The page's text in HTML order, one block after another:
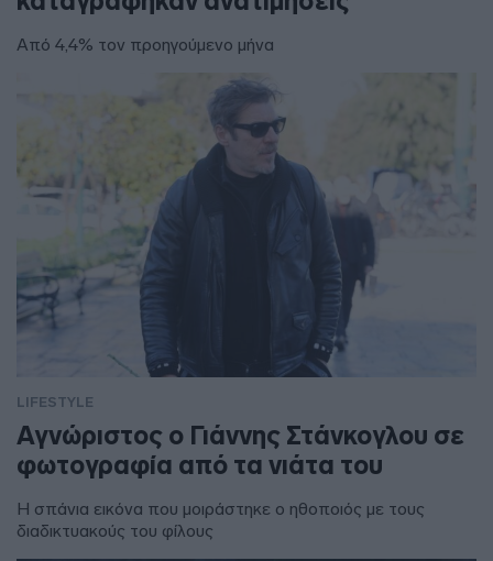
Από 4,4% τον προηγούμενο μήνα
LIFESTYLE
Αγνώριστος ο Γιάννης Στάνκογλου σε
φωτογραφία από τα νιάτα του
Η σπάνια εικόνα που μοιράστηκε ο ηθοποιός με τους
διαδικτυακούς του φίλους